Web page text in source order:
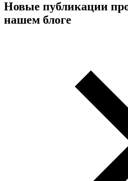
Новые публикации
нашем блоге